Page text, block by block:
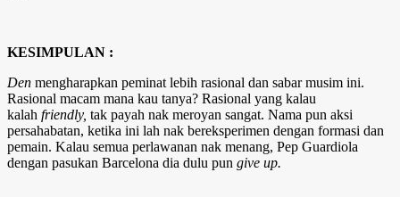
KESIMPULAN :
Den mengharapkan peminat lebih rasional dan sabar musim ini.
Rasional macam mana kau tanya? Rasional yang kalau
kalah friendly, tak payah nak meroyan sangat. Nama pun aksi
persahabatan, ketika ini lah nak bereksperimen dengan formasi dan
pemain. Kalau semua perlawanan nak menang, Pep Guardiola
dengan pasukan Barcelona dia dulu pun give up.